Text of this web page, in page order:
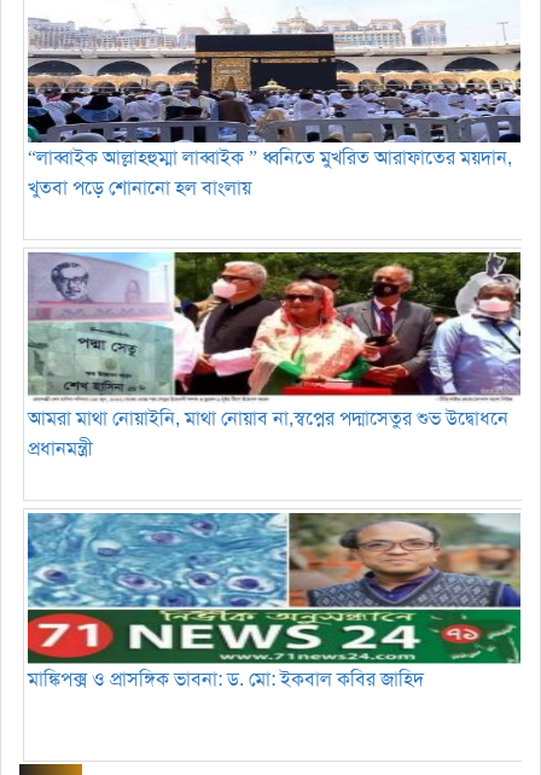
“লাব্বাইক আল্লাহহুম্মা লাব্বাইক ” ধ্বনিতে মুখরিত আরাফাতের ময়দান,
খুতবা পড়ে শোনানো হল বাংলায়
আমরা মাথা নোয়াইনি, মাথা নোয়াব না,স্বপ্নের পদ্মাসেতুর শুভ উদ্বোধনে
প্রধানমন্ত্রী
মাঙ্কিপক্স ও প্রাসঙ্গিক ভাবনা: ড. মো: ইকবাল কবির জাহিদ